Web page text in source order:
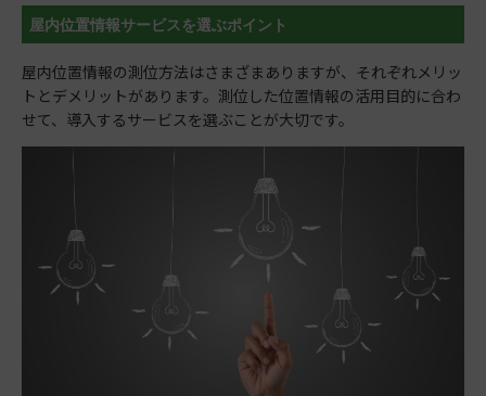
屋内位置情報サービスを選ぶポイント
屋内位置情報の測位方法はさまざまありますが、それぞれメリッ
トとデメリットがあります。測位した位置情報の活用目的に合わ
せて、導入するサービスを選ぶことが大切です。